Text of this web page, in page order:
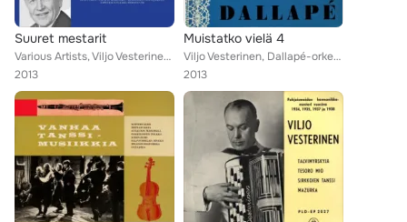
Suuret mestarit
Various Artists, Viljo Vesterinen, Tapio Rautavaara, Olavi Virta, Georg Malmstén, Tauno Palo, Dallapé-orkesteri
2013
Muistatko vielä 4
Viljo Vesterinen, Dallapé-orkesteri
2013